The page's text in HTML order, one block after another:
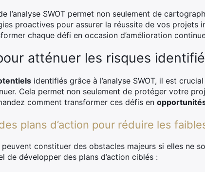
l’analyse SWOT permet non seulement de
proactives pour assurer la réussite de vos projets
chaque défi en occasion d’amélioration
atténuer les risques
identifiés grâce à l’analyse SWOT, il est
Cela permet non seulement de protéger votre
comment transformer ces défis en
plans d’action pour réduire les
peuvent constituer des obstacles majeurs si elles ne
de développer des plans d’action ciblés :